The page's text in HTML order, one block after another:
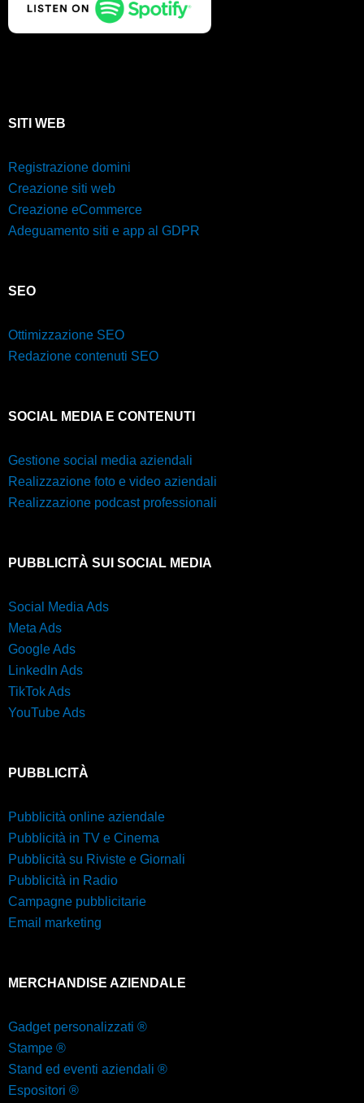
SITI WEB
Registrazione domini
Creazione siti web
Creazione eCommerce
Adeguamento siti e app al GDPR
SEO
Ottimizzazione SEO
Redazione contenuti SEO
SOCIAL MEDIA E CONTENUTI
Gestione social media aziendali
Realizzazione foto e video aziendali
Realizzazione podcast professionali
PUBBLICITÀ SUI SOCIAL MEDIA
Social Media Ads
Meta Ads
Google Ads
LinkedIn Ads
TikTok Ads
YouTube Ads
PUBBLICITÀ
Pubblicità online aziendale
Pubblicità in TV e Cinema
Pubblicità su Riviste e Giornali
Pubblicità in Radio
Campagne pubblicitarie
Email marketing
MERCHANDISE AZIENDALE
Gadget personalizzati ®
Stampe ®
Stand ed eventi aziendali ®
Espositori ®